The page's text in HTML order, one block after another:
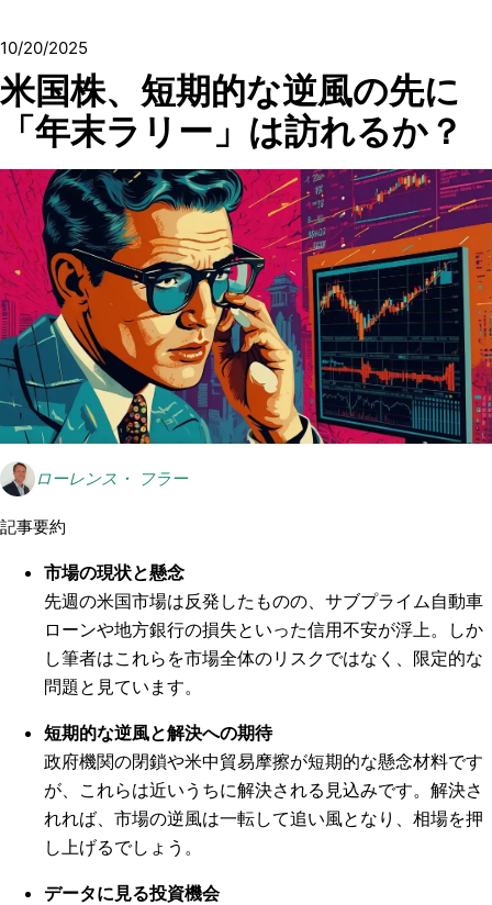
10/20/2025
米国株、短期的な逆風の先に
「年末ラリー」は訪れるか？
ローレンス・ フラー
記事要約
市場の現状と懸念
先週の米国市場は反発したものの、サブプライム自動車
ローンや地方銀行の損失といった信用不安が浮上。しか
し筆者はこれらを市場全体のリスクではなく、限定的な
問題と見ています。
短期的な逆風と解決への期待
政府機関の閉鎖や米中貿易摩擦が短期的な懸念材料です
が、これらは近いうちに解決される見込みです。解決さ
れれば、市場の逆風は一転して追い風となり、相場を押
し上げるでしょう。
データに見る投資機会